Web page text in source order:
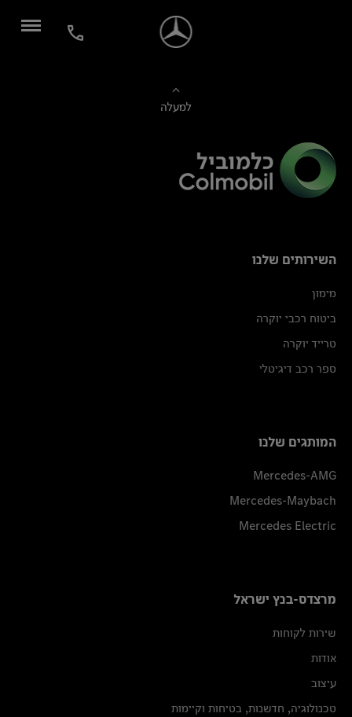
למעלה
השירותים שלנו
מימון
ביטוח רכבי יוקרה
טרייד יוקרה
ספר רכב דיגיטלי
המותגים שלנו
Mercedes-AMG
Mercedes-Maybach
Mercedes Electric
מרצדס-בנץ ישראל
שירות לקוחות
אודות
עיצוב
טכנולוגיה, חדשנות, בטיחות וקיימות